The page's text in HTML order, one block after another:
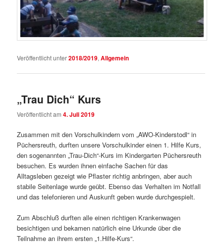
Veröffentlicht unter2018/2019,Allgemein
„Trau Dich“ Kurs
Veröffentlicht am4. Juli 2019
Zusammen mit den Vorschulkindern vom „AWO-Kinderstodl“ in
Püchersreuth, durften unsere Vorschulkinder einen 1. Hilfe Kurs,
den sogenannten „Trau-Dich“-Kurs im Kindergarten Püchersreuth
besuchen. Es wurden ihnen einfache Sachen für das
Alltagsleben gezeigt wie Pflaster richtig anbringen, aber auch
stabile Seitenlage wurde geübt. Ebenso das Verhalten im Notfall
und das telefonieren und Auskunft geben wurde durchgespielt.
Zum Abschluß durften alle einen richtigen Krankenwagen
besichtigen und bekamen natürlich eine Urkunde über die
Teilnahme an ihrem ersten „1.Hilfe-Kurs“.